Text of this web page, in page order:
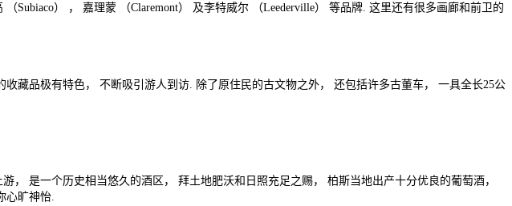
） ， 嘉理蒙 （Claremont） 及李特威尔 （Leederville） 等品牌. 这里还有很多画廊和前卫的
藏品极有特色， 不断吸引游人到访. 除了原住民的古文物之外， 还包括许多古董车， 一具全长25公
是一个历史相当悠久的酒区， 拜土地肥沃和日照充足之赐， 柏斯当地出产十分优良的葡萄酒，
心旷神怡.